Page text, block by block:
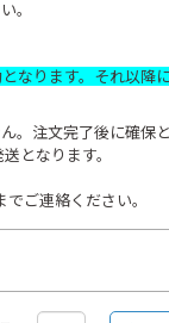
。
なります。それ以降
注文完了後に確保と
となります。
ご連絡ください。